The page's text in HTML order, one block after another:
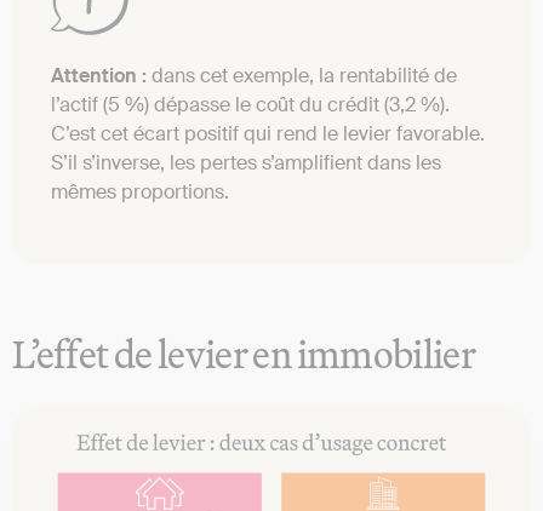
Attention : dans cet exemple, la rentabilité de
l’actif (5 %) dépasse le coût du crédit (3,2 %).
C’est cet écart positif qui rend le levier favorable.
S’il s’inverse, les pertes s’amplifient dans les
mêmes proportions.
L’effet de levier en immobilier